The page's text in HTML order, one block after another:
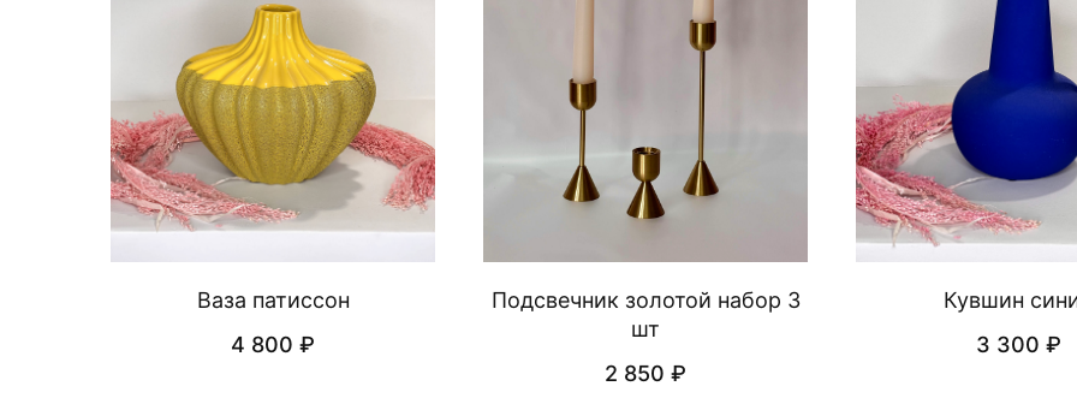
Ваза патиссон
4 800 ₽
Подсвечник золотой набор 3
шт
2 850 ₽
Кувшин
3 300 ₽